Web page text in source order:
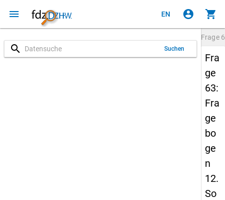
menu EN account_circle shopping_cart
search Suchen
Frage
Fra
ge
63:
Fra
ge
bo
ge
n
12.
So